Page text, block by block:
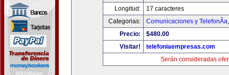
Longitud:
17 caracteres
Categorias:
Comunicaciones y TelefonÃ­a
Precio:
$480.00
Visitar!
telefoniaempresas.com
Serán consideradas